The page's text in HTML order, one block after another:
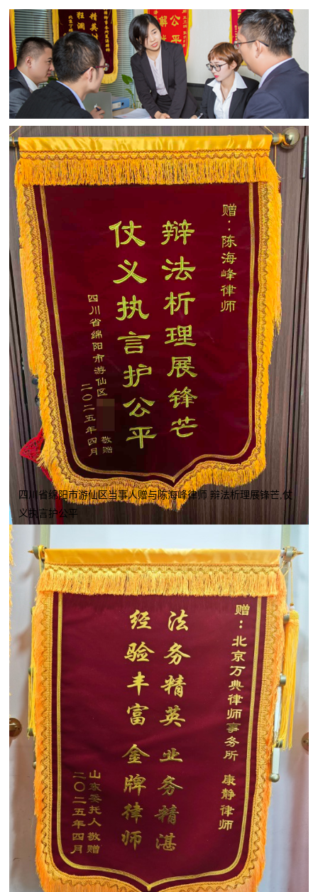
四川省绵阳市游仙区当事人赠与陈海峰律师 辩法析理展锋芒,仗
义执言护公平